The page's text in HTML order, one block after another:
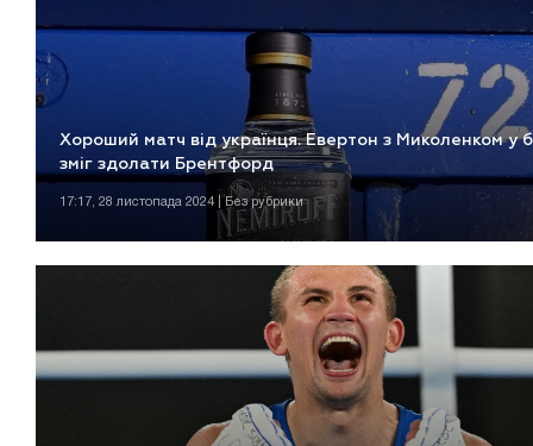
Хороший матч від українця. Евертон з Миколенком у
зміг здолати Брентфорд
17:17, 28 листопада 2024 | Без рубрики